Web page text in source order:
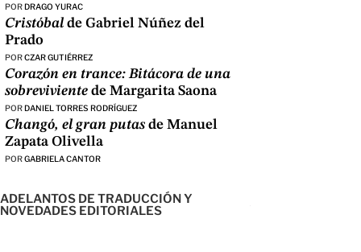
PORDRAGO YURAC
Cristóbal de Gabriel Núñez del
Prado
PORCZAR GUTIÉRREZ
Corazón en trance: Bitácora de una
sobreviviente de Margarita Saona
PORDANIEL TORRES RODRÍGUEZ
Changó, el gran putas de Manuel
Zapata Olivella
PORGABRIELA CANTOR
ADELANTOS DE TRADUCCIÓN Y
NOVEDADES EDITORIALES